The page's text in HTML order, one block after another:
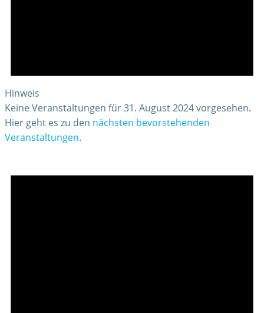
Hinweis
Keine Veranstaltungen für 31. August 2024 vorgesehen.
Hier geht es zu den nächsten bevorstehenden
Veranstaltungen.